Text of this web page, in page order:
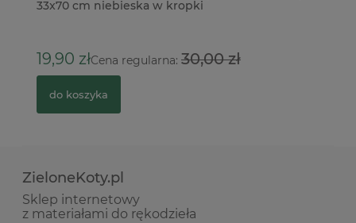
33x70 cm niebieska w kropki
19,90 złCena regularna:30,00 zł
do koszyka
ZieloneKoty.pl
Sklep internetowy
z materiałami do rękodzieła